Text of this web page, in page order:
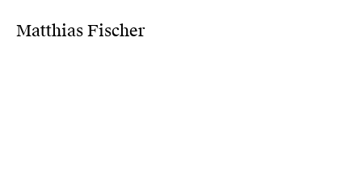
Matthias Fischer